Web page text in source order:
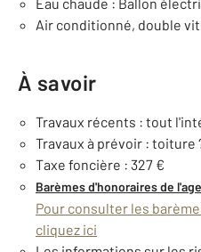
Air conditionné, double
À savoir
Travaux récents : tout
Travaux à prévoir : toiture
Taxe foncière : 327 €
Barèmes d'honoraires de
Pour consulter les
cliquez ici